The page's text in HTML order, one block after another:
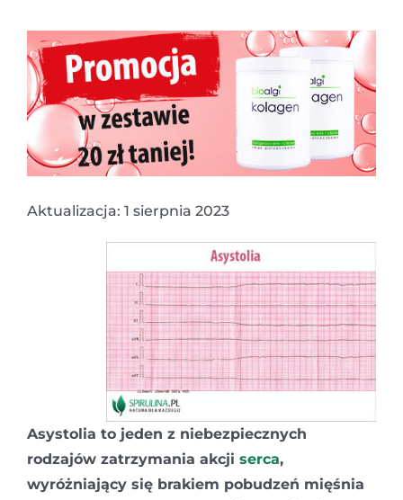
Aktualizacja: 1 sierpnia 2023
Asystolia to jeden z niebezpiecznych
rodzajów zatrzymania akcji serca,
wyróżniający się brakiem pobudzeń mięśnia